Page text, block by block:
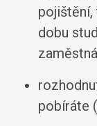
pojištění,
dobu
pobíráte